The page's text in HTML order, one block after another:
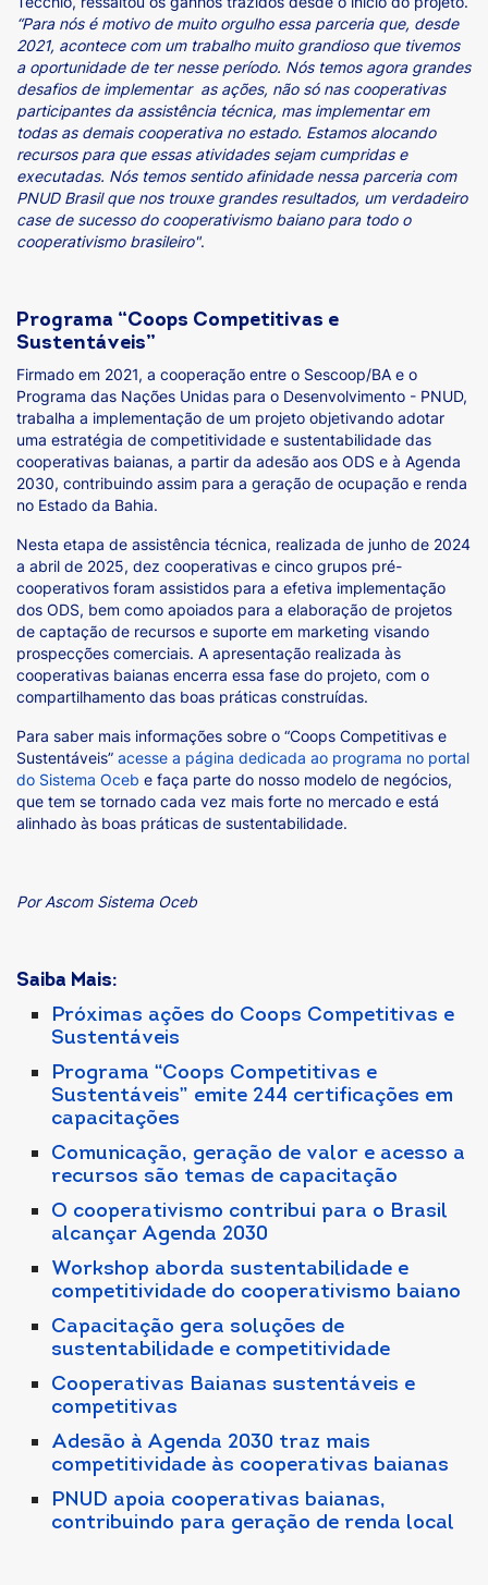
“Para nós é motivo de muito orgulho essa parceria que, desde
2021, acontece com um trabalho muito grandioso que tivemos
a oportunidade de ter nesse período. Nós temos agora grandes
desafios de implementar as ações, não só nas cooperativas
participantes da assistência técnica, mas implementar em
todas as demais cooperativa no estado. Estamos alocando
recursos para que essas atividades sejam cumpridas e
executadas. Nós temos sentido afinidade nessa parceria com
PNUD Brasil que nos trouxe grandes resultados, um verdadeiro
case de sucesso do cooperativismo baiano para todo o
cooperativismo brasileiro".
Programa “Coops Competitivas e
Sustentáveis”
Firmado em 2021, a cooperação entre o Sescoop/BA e o
Programa das Nações Unidas para o Desenvolvimento - PNUD,
trabalha a implementação de um projeto objetivando adotar
uma estratégia de competitividade e sustentabilidade das
cooperativas baianas, a partir da adesão aos ODS e à Agenda
2030, contribuindo assim para a geração de ocupação e renda
no Estado da Bahia.
Nesta etapa de assistência técnica, realizada de junho de 2024
a abril de 2025, dez cooperativas e cinco grupos pré-
cooperativos foram assistidos para a efetiva implementação
dos ODS, bem como apoiados para a elaboração de projetos
de captação de recursos e suporte em marketing visando
prospecções comerciais. A apresentação realizada às
cooperativas baianas encerra essa fase do projeto, com o
compartilhamento das boas práticas construídas.
Para saber mais informações sobre o “Coops Competitivas e
Sustentáveis” acesse a página dedicada ao programa no portal
do Sistema Oceb e faça parte do nosso modelo de negócios,
que tem se tornado cada vez mais forte no mercado e está
alinhado às boas práticas de sustentabilidade.
Por Ascom Sistema Oceb
Saiba Mais:
Próximas ações do Coops Competitivas e
Sustentáveis
Programa “Coops Competitivas e
Sustentáveis” emite 244 certificações em
capacitações
Comunicação, geração de valor e acesso a
recursos são temas de capacitação
O cooperativismo contribui para o Brasil
alcançar Agenda 2030
Workshop aborda sustentabilidade e
competitividade do cooperativismo baiano
Capacitação gera soluções de
sustentabilidade e competitividade
Cooperativas Baianas sustentáveis e
competitivas
Adesão à Agenda 2030 traz mais
competitividade às cooperativas baianas
PNUD apoia cooperativas baianas,
contribuindo para geração de renda local